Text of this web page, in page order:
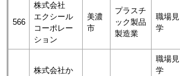
566
株式会社
エクシール
コーポレー
ション
美濃
市
プラスチ
ック製品
製造業
職場見
学
株式会社か
職場見
学